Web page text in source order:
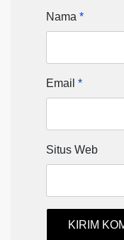
Nama *
Email *
Situs Web